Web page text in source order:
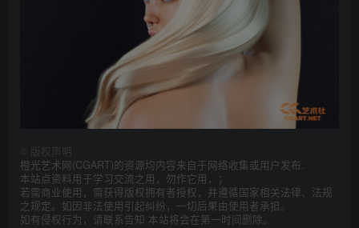
版权声明
橙光艺术网(CGART)的资源均内容来自于网络收集或用户发布.
本站点资料用于学习交流之用，勿作它用，；
若需商业使用，需获得版权拥有者授权，并遵循国家相关法律、法规
之规定。如因非法使用引起纠纷，一切后果由使用者承担。
如有侵权行为，请联系告知 本站将会在第一时间删除。